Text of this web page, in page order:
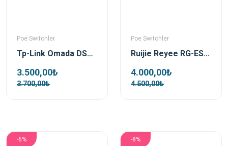
Poe Switchler
Tp-Link Omada DS110GMP 10 Port 1xSFP 123W Gigabit Yönetilemez Poe Switch
3.500,00₺
3.700,00₺
Poe Switchler
Ruijie Reyee RG-ES110GS-P-L 10 Port 1xSfp 1xRj45 Uplink Yönetilemez Gigabit PoE Switch
4.000,00₺
4.500,00₺
-6% -8%